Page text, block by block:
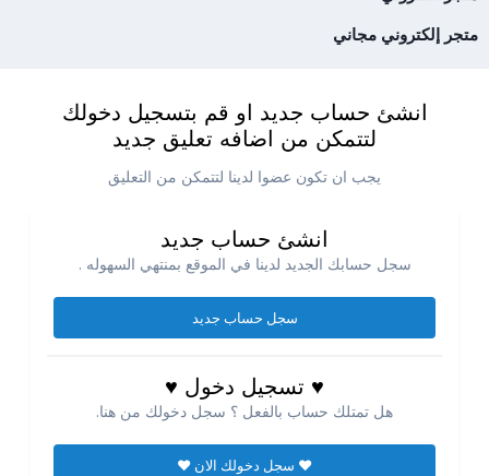
متجر إلكتروني مجاني
انشئ حساب جديد او قم بتسجيل دخولك
لتتمكن من اضافه تعليق جديد
يجب ان تكون عضوا لدينا لتتمكن من التعليق
انشئ حساب جديد
سجل حسابك الجديد لدينا في الموقع بمنتهي السهوله .
سجل حساب جديد
♥ تسجيل دخول ♥
هل تمتلك حساب بالفعل ؟ سجل دخولك من هنا.
♥ سجل دخولك الان ♥